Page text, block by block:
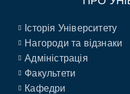
Історія Університету
Нагороди та відзнаки
Адміністрація
Факультети
Кафедри